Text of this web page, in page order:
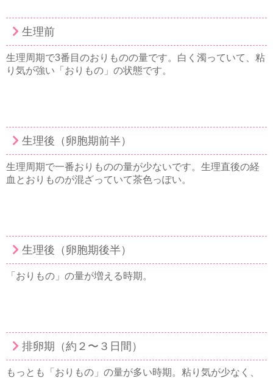
生理前
生理周期で3番目のおりものの量です。白く濁っていて、粘
り気が強い「おりもの」の状態です。
生理後（卵胞期前半）
生理周期で一番おりものの量が少ないです。生理直後の経
血とおりものが混ざっていて茶色っぽい。
生理後（卵胞期後半）
「おりもの」の量が増える時期。
排卵期（約２〜３日間）
もっとも「おりもの」の量が多い時期。粘り気が少なく、